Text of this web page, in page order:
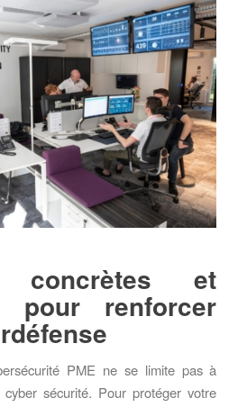
concrètes et
pour renforcer
PME ne se limite pas à
sécurité. Pour protéger votre